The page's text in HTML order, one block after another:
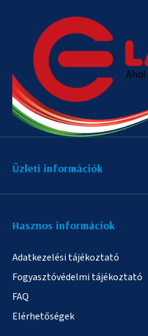
Üzleti információk
Hasznos informáciok
Adatkezelési tájékoztató
Fogyasztóvédelmi tájékoztató
FAQ
Elérhetőségek